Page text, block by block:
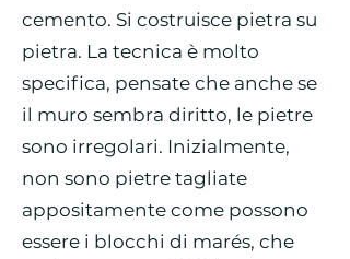
cemento. Si costruisce pietra su
pietra. La tecnica è molto
specifica, pensate che anche se
il muro sembra diritto, le pietre
sono irregolari. Inizialmente,
non sono pietre tagliate
appositamente come possono
essere i blocchi di marés, che